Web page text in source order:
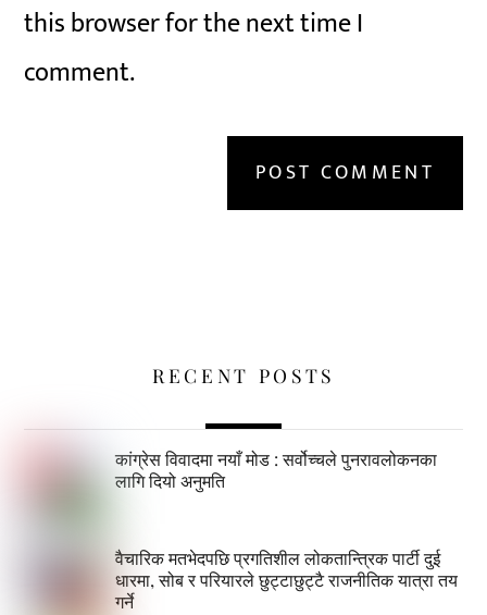
this browser for the next time I
comment.
RECENT POSTS
कांग्रेस विवादमा नयाँ मोड : सर्वोच्चले पुनरावलोकनका
लागि दियो अनुमति
वैचारिक मतभेदपछि प्रगतिशील लोकतान्त्रिक पार्टी दुई
धारमा, सोब र परियारले छुट्टाछुट्टै राजनीतिक यात्रा तय
गर्ने